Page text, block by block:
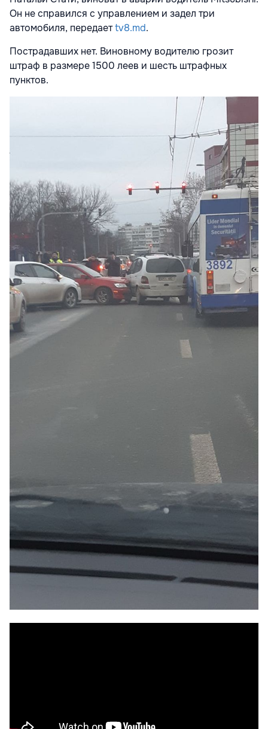
Он не справился с управлением и задел три
автомобиля, передаетtv8.md.
Пострадавших нет. Виновному водителю грозит
штраф в размере 1500 леев и шесть штрафных
пунктов.